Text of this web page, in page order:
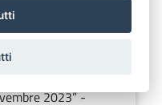
SEZIONE
2023” -